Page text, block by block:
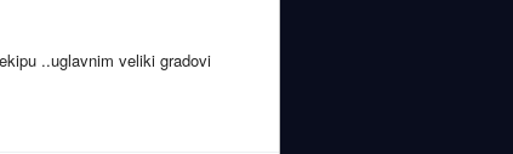
..uglavnim veliki gradovi